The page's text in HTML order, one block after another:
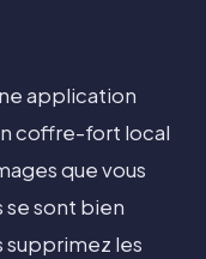
application
coffre-fort local
que vous
sont bien
les